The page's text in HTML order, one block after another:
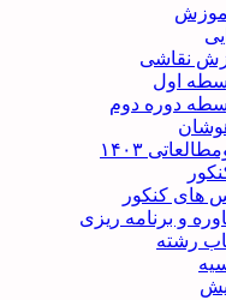
نقاشی
اول
دوره دوم
۱۴۰۳
های کنکور
و برنامه ریزی
رشته